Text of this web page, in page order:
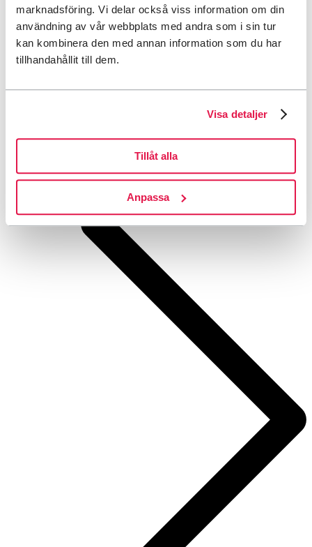
marknadsföring. Vi delar också viss information om din
användning av vår webbplats med andra som i sin tur
kan kombinera den med annan information som du har
tillhandahållit till dem.
Visa detaljer
Tillåt alla
Anpassa
Aktuellt